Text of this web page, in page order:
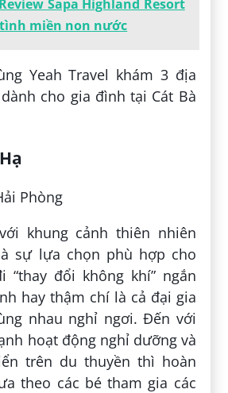
Review Sapa Highland Resort
miền non nước
Yeah Travel khám 3 địa
cho gia đình tại Cát Bà
Phòng
khung cảnh thiên nhiên
sự lựa chọn phù hợp cho
“thay đổi không khí” ngắn
hay thậm chí là cả đại gia
nhau nghỉ ngơi. Đến với
hoạt động nghỉ dưỡng và
trên du thuyền thì hoàn
theo các bé tham gia các